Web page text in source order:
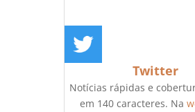
Twitter
Notícias rápidas e
em 140 caracteres. Na